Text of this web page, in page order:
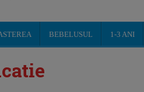
BEBELUSUL 1-3 ANI